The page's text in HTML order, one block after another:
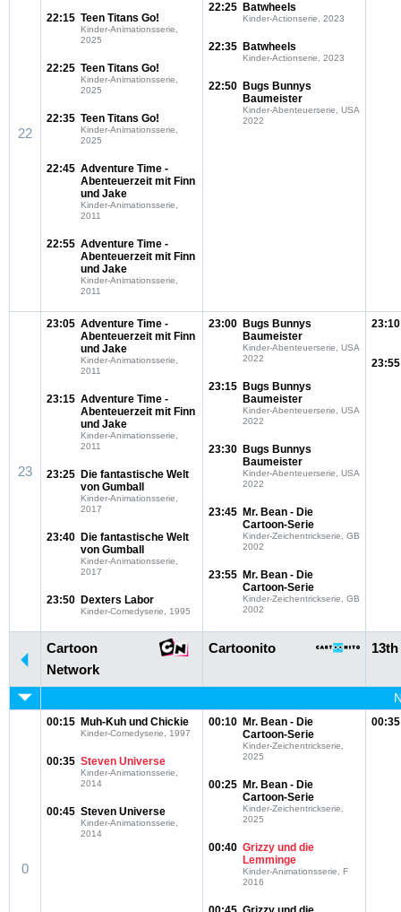
22
22:15 Teen Titans Go!
Kinder-Animationsserie,
2025
22:25 Teen Titans Go!
Kinder-Animationsserie,
2025
22:35 Teen Titans Go!
Kinder-Animationsserie,
2025
22:45 Adventure Time -
Abenteuerzeit mit Finn
und Jake
Kinder-Animationsserie,
2011
22:55 Adventure Time -
Abenteuerzeit mit Finn
und Jake
Kinder-Animationsserie,
2011
22:25 Batwheels
Kinder-Actionserie, 2023
22:35 Batwheels
Kinder-Actionserie, 2023
22:50 Bugs Bunnys
Baumeister
Kinder-Abenteuerserie, USA
2022
23
23:05 Adventure Time -
Abenteuerzeit mit Finn
und Jake
Kinder-Animationsserie,
2011
23:15 Adventure Time -
Abenteuerzeit mit Finn
und Jake
Kinder-Animationsserie,
2011
23:25 Die fantastische Welt
von Gumball
Kinder-Animationsserie,
2017
23:40 Die fantastische Welt
von Gumball
Kinder-Animationsserie,
2017
23:50 Dexters Labor
Kinder-Comedyserie, 1995
23:00 Bugs Bunnys
Baumeister
Kinder-Abenteuerserie, USA
2022
23:15 Bugs Bunnys
Baumeister
Kinder-Abenteuerserie, USA
2022
23:30 Bugs Bunnys
Baumeister
Kinder-Abenteuerserie, USA
2022
23:45 Mr. Bean - Die
Cartoon-Serie
Kinder-Zeichentrickserie, GB
2002
23:55 Mr. Bean - Die
Cartoon-Serie
Kinder-Zeichentrickserie, GB
2002
23:10
23:55
Cartoon
Network
Cartoonito
0
00:15 Muh-Kuh und Chickie
Kinder-Comedyserie, 1997
00:35 Steven Universe
Kinder-Animationsserie,
2014
00:45 Steven Universe
Kinder-Animationsserie,
2014
00:10 Mr. Bean - Die
Cartoon-Serie
Kinder-Zeichentrickserie,
2025
00:25 Mr. Bean - Die
Cartoon-Serie
Kinder-Zeichentrickserie,
2025
00:40 Grizzy und die
Lemminge
Kinder-Animationsserie, F
2016
00:35